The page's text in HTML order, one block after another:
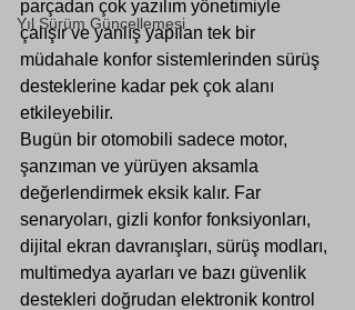
Yıl Sürüm Güncellemesi
parçadan çok yazılım yönetimiyle
çalışır ve yanlış yapılan tek bir
müdahale konfor sistemlerinden sürüş
desteklerine kadar pek çok alanı
etkileyebilir.
Bugün bir otomobili sadece motor,
şanzıman ve yürüyen aksamla
değerlendirmek eksik kalır. Far
senaryoları, gizli konfor fonksiyonları,
dijital ekran davranışları, sürüş modları,
multimedya ayarları ve bazı güvenlik
destekleri doğrudan elektronik kontrol